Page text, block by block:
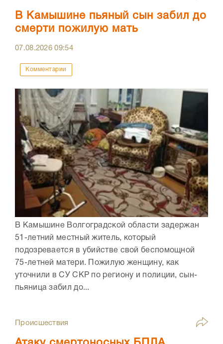
В Камышине пьяный сын забил до
смерти пожилую мать
07.08.202609:54
Комментарии
В Камышине Волгоградской области задержан
51-летний местный житель, который
подозревается в убийстве свой беспомощной
75-летней матери. Пожилую женщину, как
уточнили в СУ СКР по региону и полиции, сын-
пьяница забил до...
Происшествия